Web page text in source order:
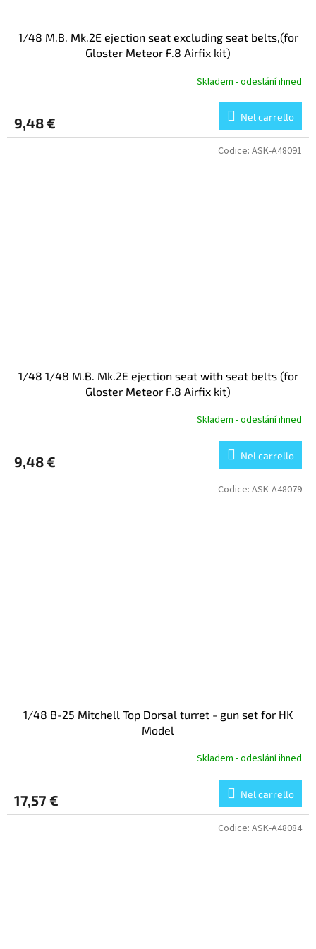
1/48 M.B. Mk.2E ejection seat excluding seat belts,(for
Gloster Meteor F.8 Airfix kit)
Skladem - odeslání ihned
9,48 € Nel carrello
1/48 1/48 M.B. Mk.2E ejection seat with seat belts (for
Gloster Meteor F.8 Airfix kit)
Skladem - odeslání ihned
9,48 € Nel carrello
Codice: ASK-A48091
1/48 B-25 Mitchell Top Dorsal turret - gun set for HK
Model
Skladem - odeslání ihned
17,57 € Nel carrello
Codice: ASK-A48079
Codice: ASK-A48084